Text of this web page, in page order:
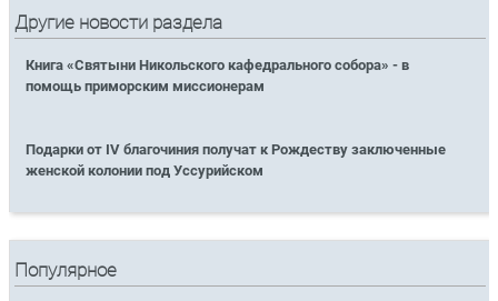
Другие новости раздела
Книга «Святыни Никольского кафедрального собора» - в
помощь приморским миссионерам
Подарки от IV благочиния получат к Рождеству заключенные
женской колонии под Уссурийском
Популярное